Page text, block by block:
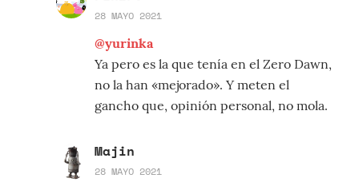
28 MAYO 2021
@yurinka
Ya pero es la que tenía en el Zero Dawn,
no la han «mejorado». Y meten el
gancho que, opinión personal, no mola.
Majin
28 MAYO 2021